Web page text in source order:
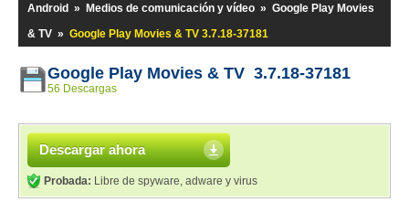
Android » Medios de comunicación y vídeo » Google Play Movies
& TV » Google Play Movies & TV 3.7.18-37181
Google Play Movies & TV 3.7.18-37181
56 Descargas
Descargar ahora
Probada: Libre de spyware, adware y virus